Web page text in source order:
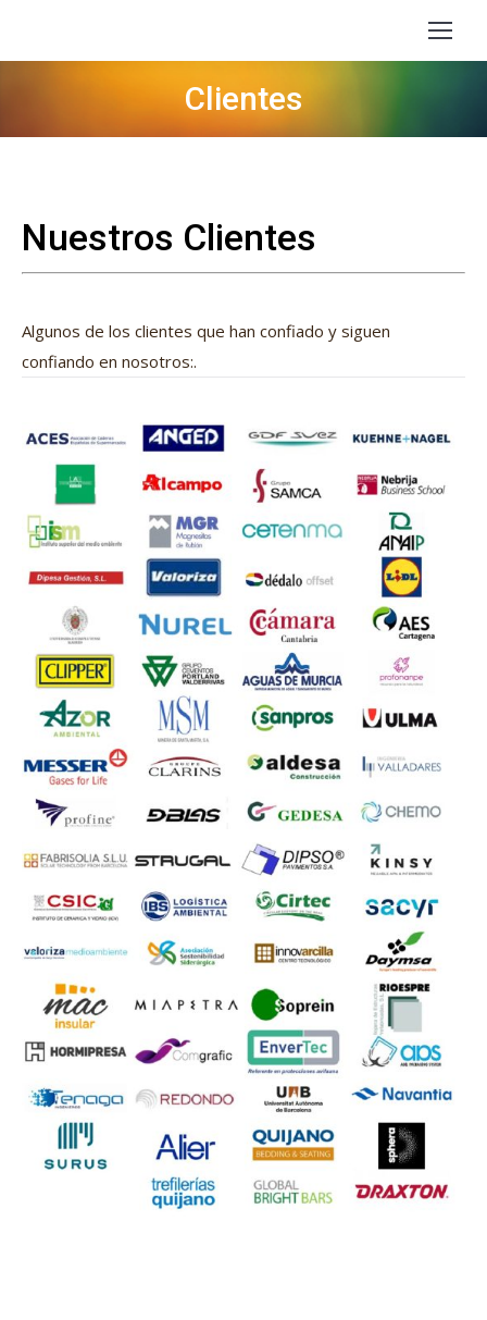
Clientes
Estás aquí:
Nuestros Clientes
Algunos de los clientes que han confiado y siguen
confiando en nosotros:.